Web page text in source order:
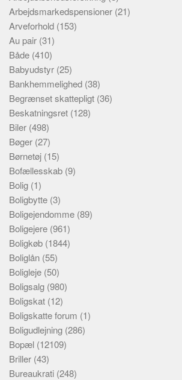
Arbejdsmarkedspensioner (21)
Arveforhold (153)
Au pair (31)
Både (410)
Babyudstyr (25)
Bankhemmelighed (38)
Begrænset skattepligt (36)
Beskatningsret (128)
Biler (498)
Bøger (27)
Børnetøj (15)
Bofællesskab (9)
Bolig (1)
Boligbytte (3)
Boligejendomme (89)
Boligejere (961)
Boligkøb (1844)
Boliglån (55)
Boligleje (50)
Boligsalg (980)
Boligskat (12)
Boligskatte forum (1)
Boligudlejning (286)
Bopæl (12109)
Briller (43)
Bureaukrati (248)